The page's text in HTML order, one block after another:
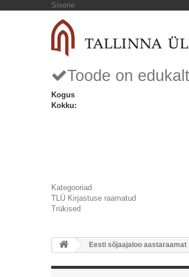
Sisene
Toode on
Kogus
Kokku:
Kategooriad
TLÜ Kirjastuse raamatud
Trükised
Eesti sõjaajaloo